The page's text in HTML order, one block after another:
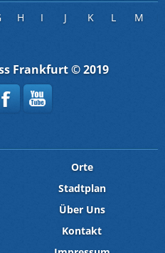
H I J K L M
Frankfurt © 2019
Orte
Stadtplan
Über Uns
Kontakt